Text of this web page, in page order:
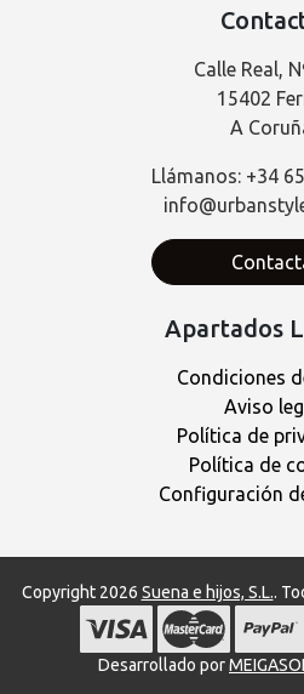
Calle Real,
15402
A
Llámanos: +34
Apartados
Condiciones
Aviso
Política de
Política de
Configuración
Copyright 2026 Suena e hijos, S.L..
Desarrollado por